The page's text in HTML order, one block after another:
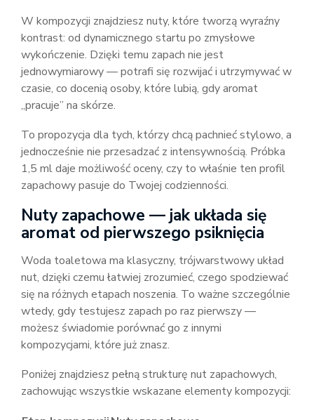
W kompozycji znajdziesz nuty, które tworzą wyraźny
kontrast: od dynamicznego startu po zmysłowe
wykończenie. Dzięki temu zapach nie jest
jednowymiarowy — potrafi się rozwijać i utrzymywać w
czasie, co docenią osoby, które lubią, gdy aromat
„pracuje” na skórze.
To propozycja dla tych, którzy chcą pachnieć stylowo, a
jednocześnie nie przesadzać z intensywnością. Próbka
1,5 ml daje możliwość oceny, czy to właśnie ten profil
zapachowy pasuje do Twojej codzienności.
Nuty zapachowe — jak układa się
aromat od pierwszego psiknięcia
Woda toaletowa ma klasyczny, trójwarstwowy układ
nut, dzięki czemu łatwiej zrozumieć, czego spodziewać
się na różnych etapach noszenia. To ważne szczególnie
wtedy, gdy testujesz zapach po raz pierwszy —
możesz świadomie porównać go z innymi
kompozycjami, które już znasz.
Poniżej znajdziesz pełną strukturę nut zapachowych,
zachowując wszystkie wskazane elementy kompozycji: